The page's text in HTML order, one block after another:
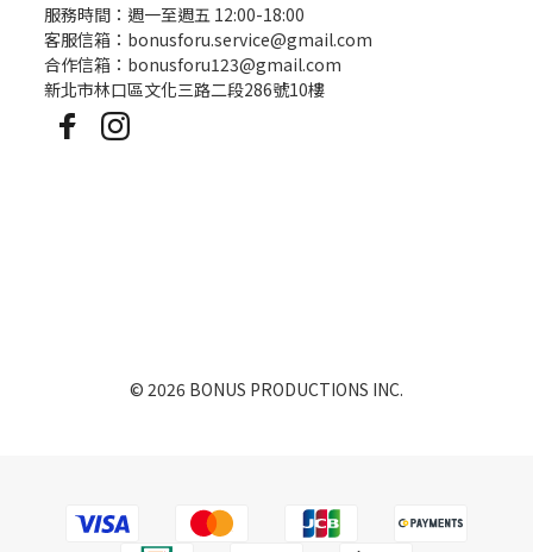
服務時間：週一至週五 12:00-18:00
客服信箱：bonusforu.service@gmail.com
合作信箱：bonusforu123@gmail.com
新北市林口區文化三路二段286號10樓
© 2026 BONUS PRODUCTIONS INC.